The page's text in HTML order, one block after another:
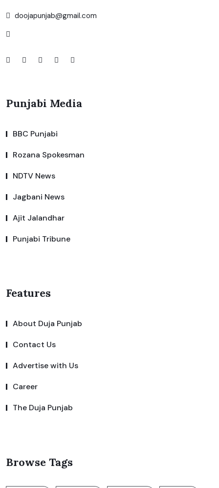
doojapunjab@gmail.com
Punjabi Media
BBC Punjabi
Rozana Spokesman
NDTV News
Jagbani News
Ajit Jalandhar
Punjabi Tribune
Features
About Duja Punjab
Contact Us
Advertise with Us
Career
The Duja Punjab
Browse Tags